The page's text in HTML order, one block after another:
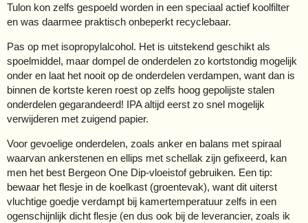
Tulon kon zelfs gespoeld worden in een speciaal actief koolfilter
en was daarmee praktisch onbeperkt recyclebaar.
Pas op met isopropylalcohol. Het is uitstekend geschikt als
spoelmiddel, maar dompel de onderdelen zo kortstondig mogelijk
onder en laat het nooit op de onderdelen verdampen, want dan is
binnen de kortste keren roest op zelfs hoog gepolijste stalen
onderdelen gegarandeerd! IPA altijd eerst zo snel mogelijk
verwijderen met zuigend papier.
Voor gevoelige onderdelen, zoals anker en balans met spiraal
waarvan ankerstenen en ellips met schellak zijn gefixeerd, kan
men het best Bergeon One Dip-vloeistof gebruiken. Een tip:
bewaar het flesje in de koelkast (groentevak), want dit uiterst
vluchtige goedje verdampt bij kamertemperatuur zelfs in een
ogenschijnlijk dicht flesje (en dus ook bij de leverancier, zoals ik